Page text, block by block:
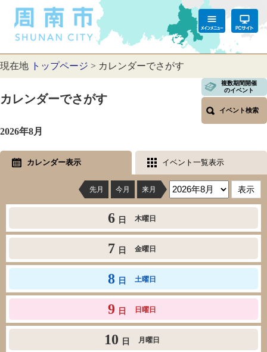
現在地 トップページ > カレンダーでさがす
カレンダーでさがす
複数期間開催
のイベント
イベント検索
2026年8月
カレンダー表示 イベント一覧表示
先月 今月 来月
6 日 木曜日
7 日 金曜日
8 日 土曜日
9 日 日曜日
10 日 月曜日